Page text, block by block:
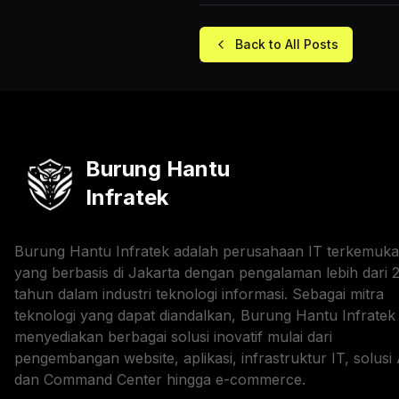
Back to All Posts
Burung Hantu
Infratek
Burung Hantu Infratek adalah perusahaan IT terkemuka
yang berbasis di Jakarta dengan pengalaman lebih dari
tahun dalam industri teknologi informasi. Sebagai mitra
teknologi yang dapat diandalkan, Burung Hantu Infratek
menyediakan berbagai solusi inovatif mulai dari
pengembangan website, aplikasi, infrastruktur IT, solusi
dan Command Center hingga e-commerce.